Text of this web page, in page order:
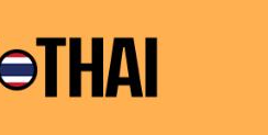
6, 2026 0